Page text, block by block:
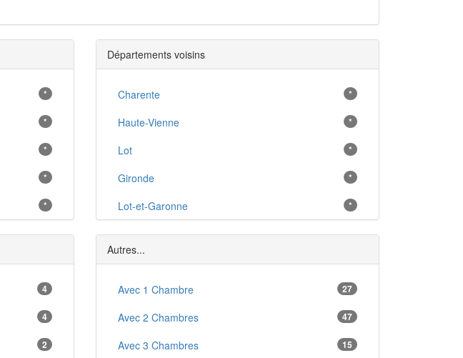
*
*
*
*
*
*
*
*
*
*
Départements voisins
Charente *
Haute-Vienne *
Lot *
Gironde *
Lot-et-Garonne *
4
4
2
Autres...
Avec 1 Chambre 27
Avec 2 Chambres 47
Avec 3 Chambres 15